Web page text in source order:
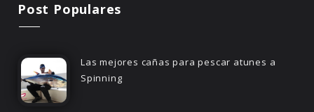
Post Populares
Las mejores cañas para pescar atunes a
Spinning